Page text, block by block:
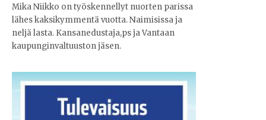
Mika Niikko on työskennellyt nuorten parissa
lähes kaksikymmentä vuotta. Naimisissa ja
neljä lasta. Kansanedustaja,ps ja Vantaan
kaupunginvaltuuston jäsen.